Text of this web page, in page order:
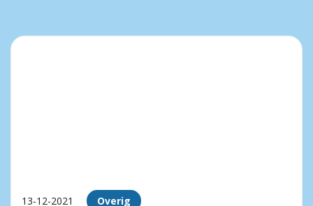
13-12-2021 Overig